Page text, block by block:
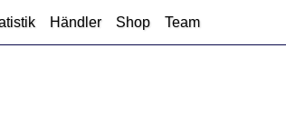
Händler Shop Team